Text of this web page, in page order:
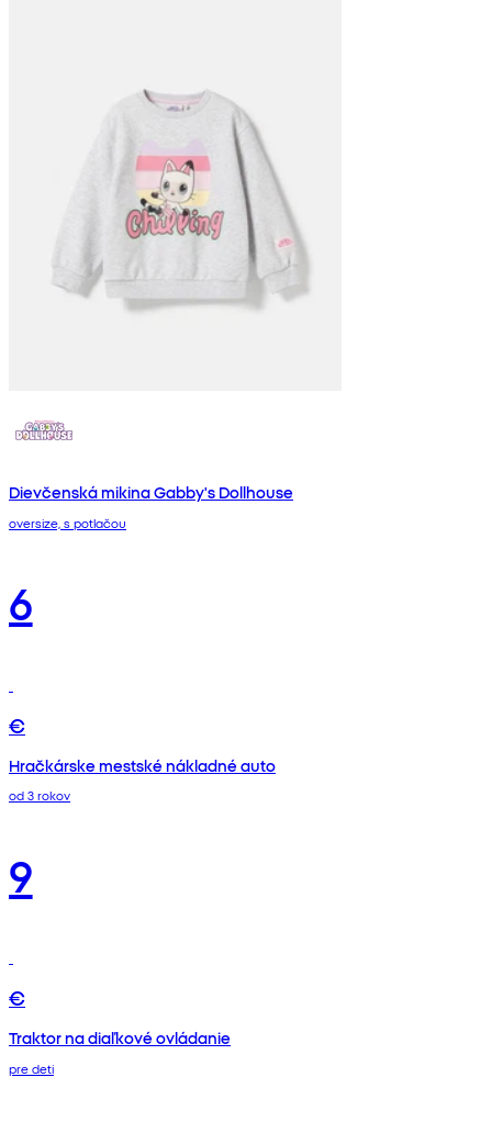
Dievčenská mikina Gabby's Dollhouse
oversize, s potlačou
6
€
Hračkárske mestské nákladné auto
od 3 rokov
9
€
Traktor na diaľkové ovládanie
pre deti